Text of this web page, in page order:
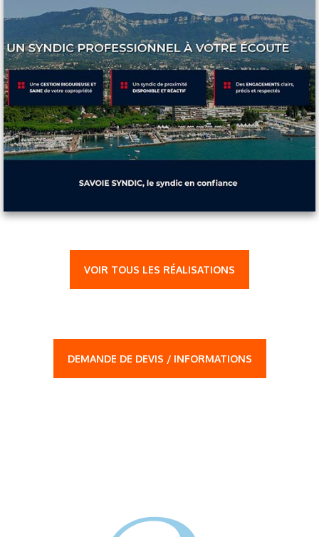
VOIR TOUS LES RÉALISATIONS
DEMANDE DE DEVIS / INFORMATIONS